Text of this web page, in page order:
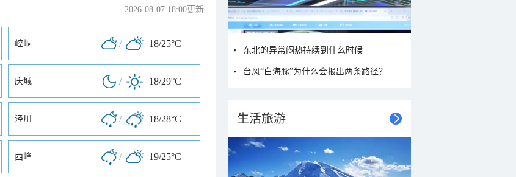
2026-08-07 18:00更新
崆峒 / 18/25°C
庆城 / 18/29°C
泾川 / 18/28°C
西峰 / 19/25°C
东北的异常闷热持续到什么时候
台风“白海豚”为什么会报出两条路径？
生活旅游